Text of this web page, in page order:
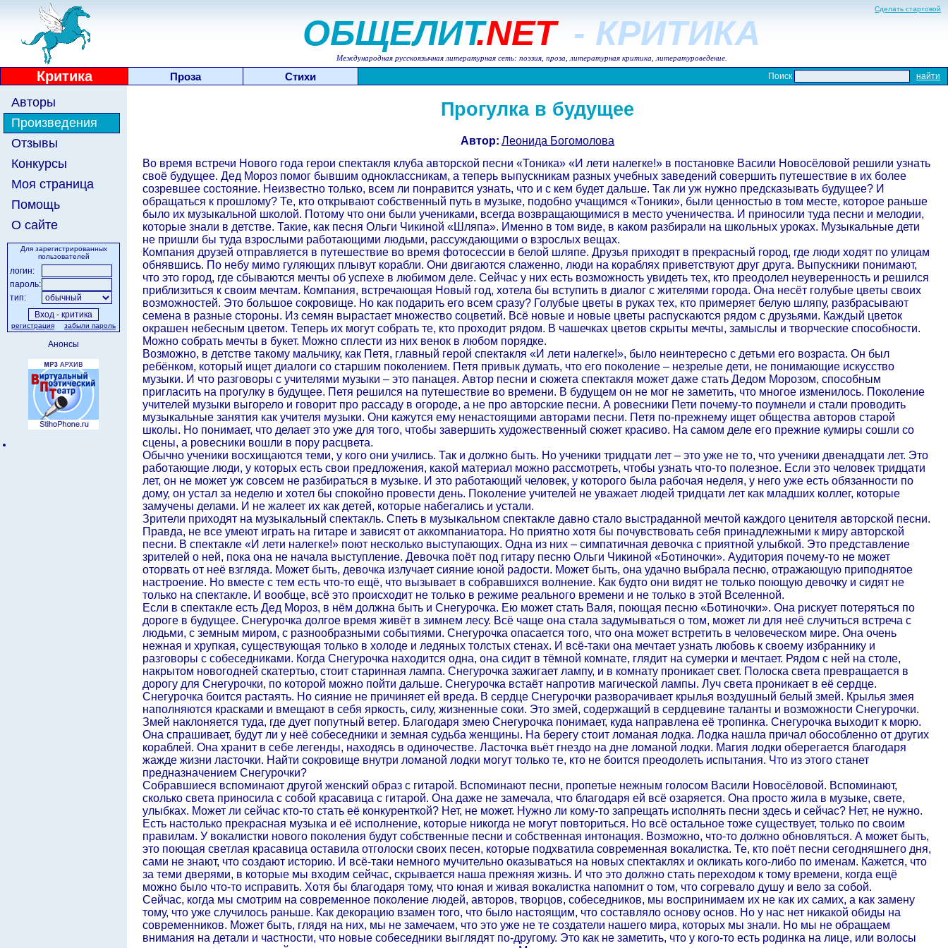
Сделать стартовой
ОБЩЕЛИТ.NET - КРИТИКА
Международная русскоязычная литературная сеть: поэзия, проза, литературная критика, литературоведение.
Критика Проза Стихи Поиск
Авторы
Произведения
Отзывы
Конкурсы
Моя страница
Помощь
О сайте
Для зарегистрированных
пользователей
логин:
пароль:
тип:
регистрация забыли пароль
Анонсы
Прогулка в будущее
Автор: Леонида Богомолова
Во время встречи Нового года герои спектакля клуба авторской песни «Тоника» «И лети налегке!» в постановке Васили Новосёловой решили узнать
своё будущее. Дед Мороз помог бывшим одноклассникам, а теперь выпускникам разных учебных заведений совершить путешествие в их более
созревшее состояние. Неизвестно только, всем ли понравится узнать, что и с кем будет дальше. Так ли уж нужно предсказывать будущее? И
обращаться к прошлому? Те, кто открывают собственный путь в музыке, подобно учащимся «Тоники», были ценностью в том месте, которое раньше
было их музыкальной школой. Потому что они были учениками, всегда возвращающимися в место ученичества. И приносили туда песни и мелодии,
которые знали в детстве. Такие, как песня Ольги Чикиной «Шляпа». Именно в том виде, в каком разбирали на школьных уроках. Музыкальные дети
не пришли бы туда взрослыми работающими людьми, рассуждающими о взрослых вещах.
Компания друзей отправляется в путешествие во время фотосессии в белой шляпе. Друзья приходят в прекрасный город, где люди ходят по улицам
обнявшись. По небу мимо гуляющих плывут корабли. Они двигаются слаженно, люди на кораблях приветствуют друг друга. Выпускники понимают,
что это город, где сбываются мечты об успехе в любимом деле. Сейчас у них есть возможность увидеть тех, кто преодолел неуверенность и решился
приблизиться к своим мечтам. Компания, встречающая Новый год, хотела бы вступить в диалог с жителями города. Она несёт голубые цветы своих
возможностей. Это большое сокровище. Но как подарить его всем сразу? Голубые цветы в руках тех, кто примеряет белую шляпу, разбрасывают
семена в разные стороны. Из семян вырастает множество соцветий. Всё новые и новые цветы распускаются рядом с друзьями. Каждый цветок
окрашен небесным цветом. Теперь их могут собрать те, кто проходит рядом. В чашечках цветов скрыты мечты, замыслы и творческие способности.
Можно собрать мечты в букет. Можно сплести из них венок в любом порядке.
Возможно, в детстве такому мальчику, как Петя, главный герой спектакля «И лети налегке!», было неинтересно с детьми его возраста. Он был
ребёнком, который ищет диалоги со старшим поколением. Петя привык думать, что его поколение – незрелые дети, не понимающие искусство
музыки. И что разговоры с учителями музыки – это панацея. Автор песни и сюжета спектакля может даже стать Дедом Морозом, способным
пригласить на прогулку в будущее. Петя решился на путешествие во времени. В будущем он не мог не заметить, что многое изменилось. Поколение
учителей музыки выгорело и говорит про рассаду в огороде, а не про авторские песни. А ровесники Пети почему-то поумнели и стали проводить
музыкальные занятия как учителя музыки. Они кажутся ему ненастоящими авторами песни. Петя по-прежнему ищет общества авторов старой
школы. Но понимает, что делает это уже для того, чтобы завершить художественный сюжет красиво. На самом деле его прежние кумиры сошли со
сцены, а ровесники вошли в пору расцвета.
Обычно ученики восхищаются теми, у кого они учились. Так и должно быть. Но ученики тридцати лет – это уже не то, что ученики двенадцати лет. Это
работающие люди, у которых есть свои предложения, какой материал можно рассмотреть, чтобы узнать что-то полезное. Если это человек тридцати
лет, он не может уж совсем не разбираться в музыке. И это работающий человек, у которого была рабочая неделя, у него уже есть обязанности по
дому, он устал за неделю и хотел бы спокойно провести день. Поколение учителей не уважает людей тридцати лет как младших коллег, которые
замучены делами. И не жалеет их как детей, которые набегались и устали.
Зрители приходят на музыкальный спектакль. Спеть в музыкальном спектакле давно стало выстраданной мечтой каждого ценителя авторской песни.
Правда, не все умеют играть на гитаре и зависят от аккомпаниатора. Но приятно хотя бы почувствовать себя принадлежными к миру авторской
песни. В спектакле «И лети налегке!» поют несколько выступающих. Одна из них – симпатичная девочка с приятной улыбкой. Это представление
зрителей о ней, пока она не начала выступление. Девочка поёт под гитару песню Ольги Чикиной «Ботиночки». Аудитория почему-то не может
оторвать от неё взгляда. Может быть, девочка излучает сияние юной радости. Может быть, она удачно выбрала песню, отражающую приподнятое
настроение. Но вместе с тем есть что-то ещё, что вызывает в собравшихся волнение. Как будто они видят не только поющую девочку и сидят не
только на спектакле. И вообще, всё это происходит не только в режиме реального времени и не только в этой Вселенной.
Если в спектакле есть Дед Мороз, в нём должна быть и Снегурочка. Ею может стать Валя, поющая песню «Ботиночки». Она рискует потеряться по
дороге в будущее. Снегурочка долгое время живёт в зимнем лесу. Всё чаще она стала задумываться о том, может ли для неё случиться встреча с
людьми, с земным миром, с разнообразными событиями. Снегурочка опасается того, что она может встретить в человеческом мире. Она очень
нежная и хрупкая, существующая только в холоде и ледяных толстых стенах. И всё-таки она мечтает узнать любовь к своему избраннику и
разговоры с собеседниками. Когда Снегурочка находится одна, она сидит в тёмной комнате, глядит на сумерки и мечтает. Рядом с ней на столе,
накрытом новогодней скатертью, стоит старинная лампа. Снегурочка зажигает лампу, и в комнату проникает свет. Полоска света превращается в
дорогу для Снегурочки, по которой можно пойти дальше. Снегурочка встаёт напротив магической лампы. Луч света проникает в её сердце.
Снегурочка боится растаять. Но сияние не причиняет ей вреда. В сердце Снегурочки разворачивает крылья воздушный белый змей. Крылья змея
наполняются красками и вмещают в себя яркость, силу, жизненные соки. Это змей, содержащий в сердцевине таланты и возможности Снегурочки.
Змей наклоняется туда, где дует попутный ветер. Благодаря змею Снегурочка понимает, куда направлена её тропинка. Снегурочка выходит к морю.
Она спрашивает, будут ли у неё собеседники и земная судьба женщины. На берегу стоит ломаная лодка. Лодка нашла причал обособленно от других
кораблей. Она хранит в себе легенды, находясь в одиночестве. Ласточка вьёт гнездо на дне ломаной лодки. Магия лодки оберегается благодаря
жажде жизни ласточки. Найти сокровище внутри ломаной лодки могут только те, кто не боится преодолеть испытания. Что из этого станет
предназначением Снегурочки?
Собравшиеся вспоминают другой женский образ с гитарой. Вспоминают песни, пропетые нежным голосом Васили Новосёловой. Вспоминают,
сколько света приносила с собой красавица с гитарой. Она даже не замечала, что благодаря ей всё озаряется. Она просто жила в музыке, свете,
улыбках. Может ли сейчас кто-то стать её конкуренткой? Нет, не может. Нужно ли кому-то запрещать исполнять песни здесь и сейчас? Нет, не нужно.
Есть настолько прекрасная музыка и её исполнение, которые никогда не могут повториться. Но всё остальное тоже существует, только по своим
правилам. У вокалистки нового поколения будут собственные песни и собственная интонация. Возможно, что-то должно обновляться. А может быть,
это поющая светлая красавица оставила отголоски своих песен, которые подхватила современная вокалистка. Те, кто поёт песни сегодняшнего дня,
сами не знают, что создают историю. И всё-таки немного мучительно оказываться на новых спектаклях и окликать кого-либо по именам. Кажется, что
за теми дверями, в которые мы входим сейчас, скрывается наша прежняя жизнь. И что это должно стать переходом к тому времени, когда ещё
можно было что-то исправить. Хотя бы благодаря тому, что юная и живая вокалистка напомнит о том, что согревало душу и вело за собой.
Сейчас, когда мы смотрим на современное поколение людей, авторов, творцов, собеседников, мы воспринимаем их не как их самих, а как замену
тому, что уже случилось раньше. Как декорацию взамен того, что было настоящим, что составляло основу основ. Но у нас нет никакой обиды на
современников. Может быть, глядя на них, мы не замечаем, что это уже не те создатели нашего мира, которых мы знали. Но мы не обращаем
внимания на детали и частности, что новые собеседники выглядят по-другому. Это как не заметить, что у кого-то есть родинка на лице, или волосы